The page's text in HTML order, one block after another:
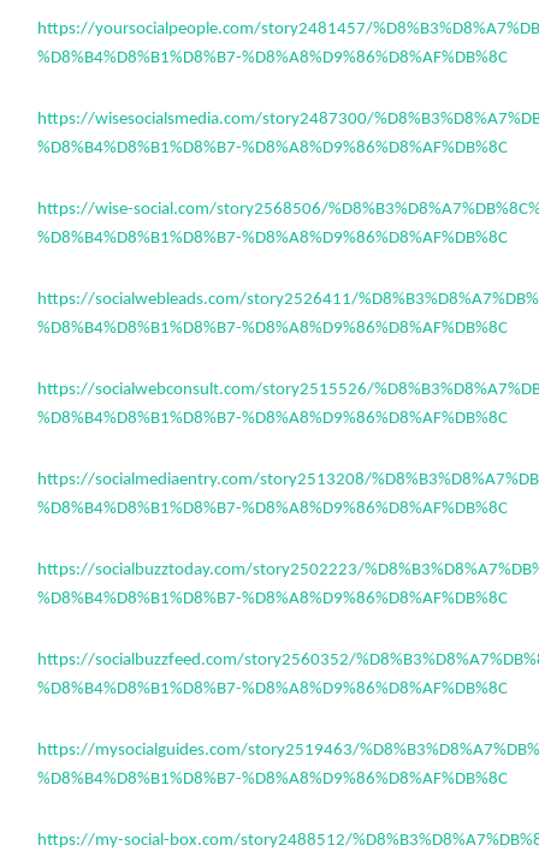
https://yoursocialpeople.com/story2481457/
%D8%B4%D8%B1%D8%B7-%D8%A8%D9%86%D8%AF%DB%8C
https://wisesocialsmedia.com/story2487300/
%D8%B4%D8%B1%D8%B7-%D8%A8%D9%86%D8%AF%DB%8C
https://wise-social.com/story2568506/
%D8%B4%D8%B1%D8%B7-%D8%A8%D9%86%D8%AF%DB%8C
https://socialwebleads.com/story2526411/
%D8%B4%D8%B1%D8%B7-%D8%A8%D9%86%D8%AF%DB%8C
https://socialwebconsult.com/story2515526/
%D8%B4%D8%B1%D8%B7-%D8%A8%D9%86%D8%AF%DB%8C
https://socialmediaentry.com/story2513208/
%D8%B4%D8%B1%D8%B7-%D8%A8%D9%86%D8%AF%DB%8C
https://socialbuzztoday.com/story2502223/
%D8%B4%D8%B1%D8%B7-%D8%A8%D9%86%D8%AF%DB%8C
https://socialbuzzfeed.com/story2560352/
%D8%B4%D8%B1%D8%B7-%D8%A8%D9%86%D8%AF%DB%8C
https://mysocialguides.com/story2519463/
%D8%B4%D8%B1%D8%B7-%D8%A8%D9%86%D8%AF%DB%8C
https://my-social-box.com/story2488512/